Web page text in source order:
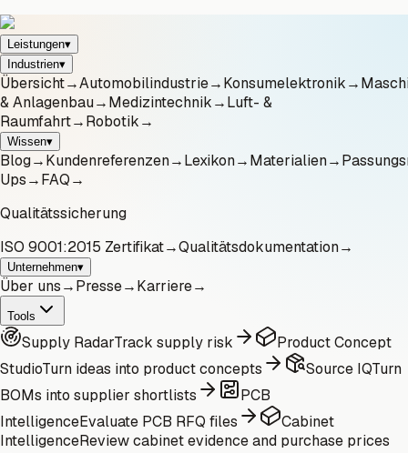
Leistungen▾
Industrien▾
Übersicht→Automobilindustrie→Konsumelektronik→
& Anlagenbau→Medizintechnik→Luft- &
Raumfahrt→Robotik→
Wissen▾
Blog→Kundenreferenzen→Lexikon→Materialien→
Ups→FAQ→
Qualitätssicherung
ISO 9001:2015 Zertifikat→Qualitätsdokumentation→
Unternehmen▾
Über uns→Presse→Karriere→
Tools
Supply RadarTrack supply risk
Product Concept
StudioTurn ideas into product concepts Source IQTurn
BOMs into supplier shortlists
PCB
IntelligenceEvaluate PCB RFQ files
Cabinet
IntelligenceReview cabinet evidence and purchase prices